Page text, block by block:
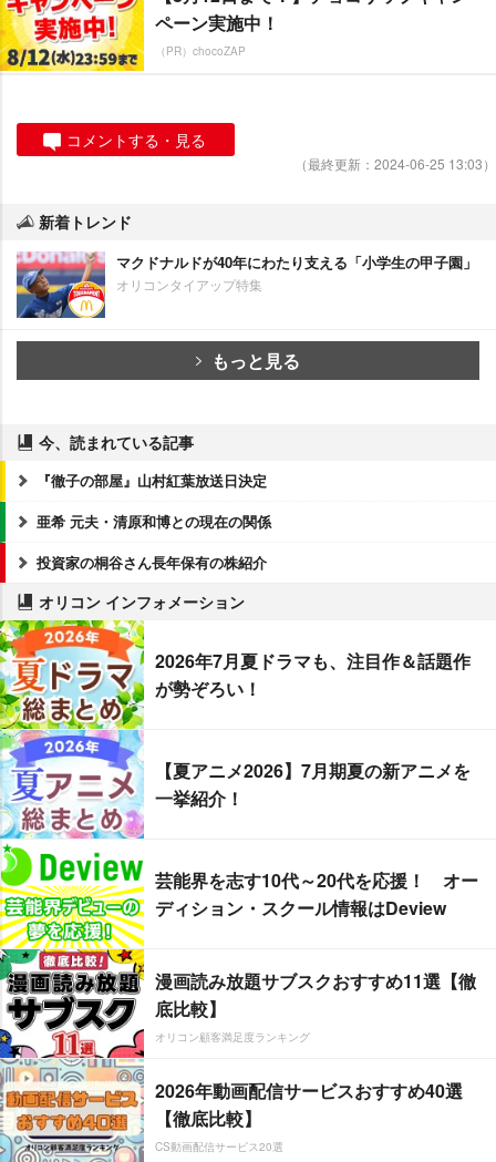
ペーン実施中！
（PR）chocoZAP
コメントする・見る
（最終更新：2024-06-25 13:03）
新着トレンド
マクドナルドが40年にわたり支える「小学生の甲子園」
オリコンタイアップ特集
もっと見る
今、読まれている記事
『徹子の部屋』山村紅葉放送日決定
亜希 元夫・清原和博との現在の関係
投資家の桐谷さん長年保有の株紹介
オリコン インフォメーション
2026年7月夏ドラマも、注目作＆話題作
が勢ぞろい！
【夏アニメ2026】7月期夏の新アニメを
一挙紹介！
芸能界を志す10代～20代を応援！ オー
ディション・スクール情報はDeview
漫画読み放題サブスクおすすめ11選【徹
底比較】
オリコン顧客満足度ランキング
2026年動画配信サービスおすすめ40選
【徹底比較】
CS動画配信サービス20選